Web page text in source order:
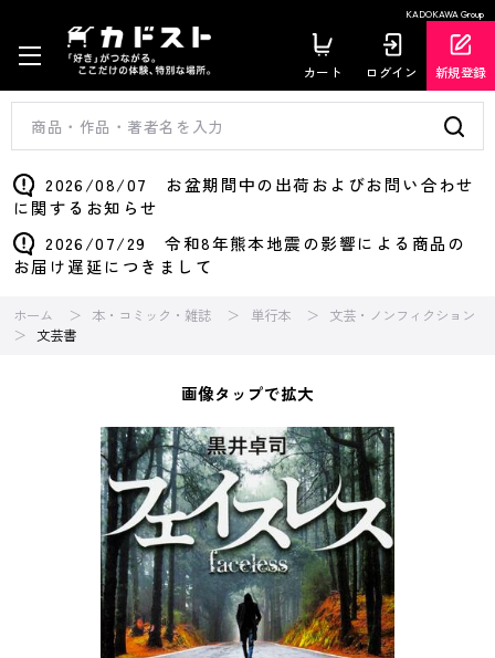
KADOKAWA Group
カート ログイン 新規登録
2026/08/07 お盆期間中の出荷およびお問い合わせ
に関するお知らせ
2026/07/29 令和8年熊本地震の影響による商品の
お届け遅延につきまして
ホーム 本・コミック・雑誌 単行本
文芸・ノンフィクション
文芸書
画像タップで拡大